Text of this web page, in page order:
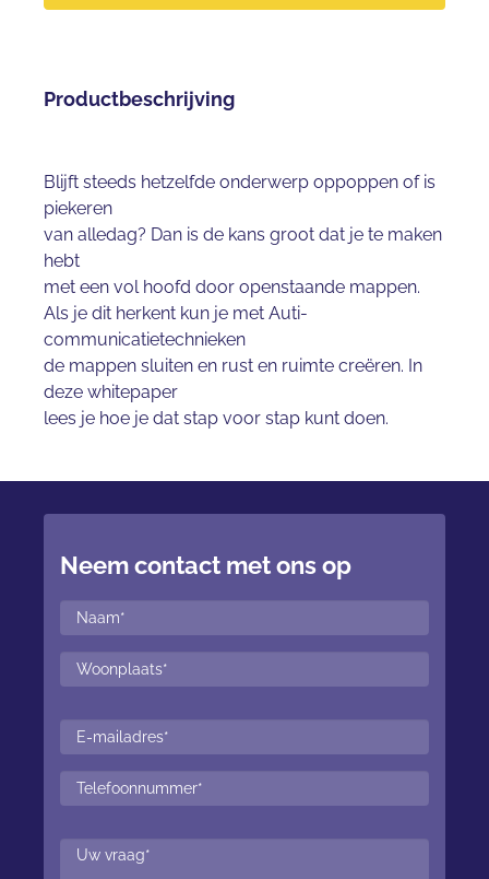
Productbeschrijving
Blijft steeds hetzelfde onderwerp oppoppen of is
piekeren
van alledag? Dan is de kans groot dat je te maken
hebt
met een vol hoofd door openstaande mappen.
Als je dit herkent kun je met Auti-
communicatietechnieken
de mappen sluiten en rust en ruimte creëren. In
deze whitepaper
lees je hoe je dat stap voor stap kunt doen.
Neem contact met ons op